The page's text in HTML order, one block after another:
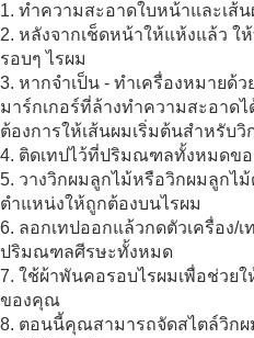
1. ทําความสะอาดใบหน้าและเส้
2. หลังจากเช็ดหน้าให้แห้งแล้ว ใ
รอบๆ ไรผม
3. หากจําเป็น - ทําเครื่องหมายด้
มาร์กเกอร์ที่ล้างทําความสะอา
ต้องการให้เส้นผมเริ่มต้นสําหรับ
4. ติดเทปไว้ที่ปริมณฑลทั้งหมดขอ
5. วางวิกผมลูกไม้หรือวิกผมลูกไ
ตําแหน่งให้ถูกต้องบนไรผม
6. ลอกเทปออกแล้วกดตัวเครื่อง/เ
ปริมณฑลศีรษะทั้งหมด
7. ใช้ผ้าพันคอรอบไรผมเพื่อช่วย
ของคุณ
8. ตอนนี้คุณสามารถจัดสไตล์วิก